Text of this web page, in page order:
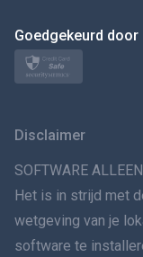
日本
Dansk
Goedgekeurd door
Disclaimer
SOFTWARE
Het is in strijd met
wetgeving van je
software te